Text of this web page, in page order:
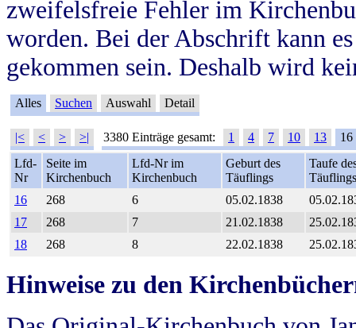
zweifelsfreie Fehler im
worden. Bei der Abschrift kann
gekommen sein. Deshalb wird
Alles Suchen Auswahl Detail
|< < > >| 3380 Einträge gesamt: 1 4 7 10 13
16
Lfd-
Nr
Seite im
Kirchenbuch
Lfd-Nr im
Kirchenbuch
Geburt des
Täuflings
Taufe
Täuflings
16
268 6 05.02.1838
17
268 7 21.02.1838
18
268 8 22.02.1838
Hinweise zu den